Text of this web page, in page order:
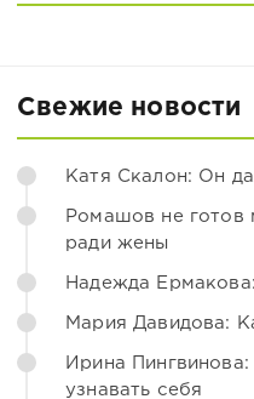
Свежие новости
Катя Скалон: Он
Ромашов не готов
ради жены
Надежда
Мария Давидова:
Ирина
узнавать себя